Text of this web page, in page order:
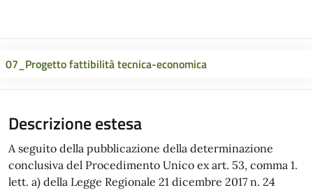
07_Progetto fattibilità tecnica-economica
Descrizione estesa
A seguito della pubblicazione della determinazione
conclusiva del Procedimento Unico ex art. 53, comma 1.
lett. a) della Legge Regionale 21 dicembre 2017 n. 24